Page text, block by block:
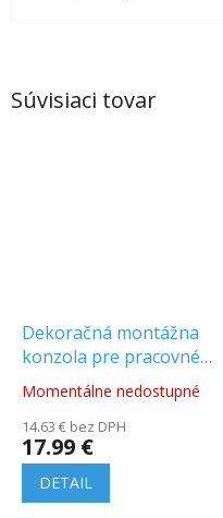
Súvisiaci tovar
Dekoračná montážna
konzola pre pracovné
svetlá [AKC8002]
Priemerné
produktu
je
5.0
Momentálne nedostupné
14.63 € bez DPH
17.99 €
DETAIL